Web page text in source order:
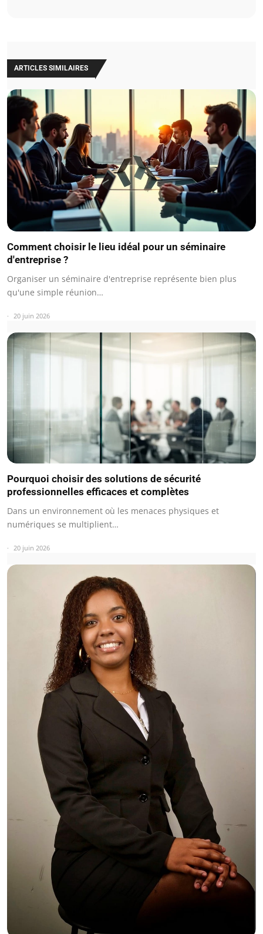
ARTICLES SIMILAIRES
Comment choisir le lieu idéal pour un séminaire
d'entreprise ?
Organiser un séminaire d'entreprise représente bien plus
qu'une simple réunion…
20 juin 2026
Pourquoi choisir des solutions de sécurité
professionnelles efficaces et complètes
Dans un environnement où les menaces physiques et
numériques se multiplient…
20 juin 2026